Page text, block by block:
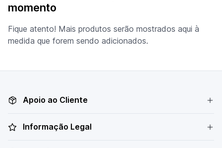
momento
Fique atento! Mais produtos serão mostrados aqui à
medida que forem sendo adicionados.
Apoio ao Cliente
Informação Legal